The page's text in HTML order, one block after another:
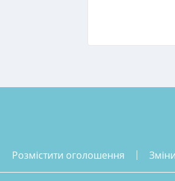
розмістити оголошення